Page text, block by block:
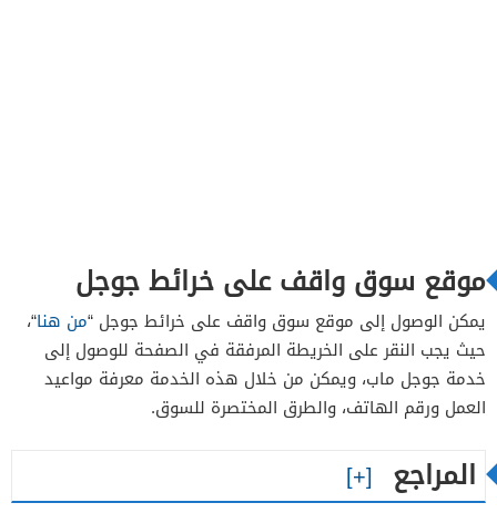
موقع سوق واقف على خرائط جوجل
يمكن الوصول إلى موقع سوق واقف على خرائط جوجل “من هنا“،
حيث يجب النقر على الخريطة المرفقة في الصفحة للوصول إلى
خدمة جوجل ماب، ويمكن من خلال هذه الخدمة معرفة مواعيد
العمل ورقم الهاتف، والطرق المختصرة للسوق.
المراجع